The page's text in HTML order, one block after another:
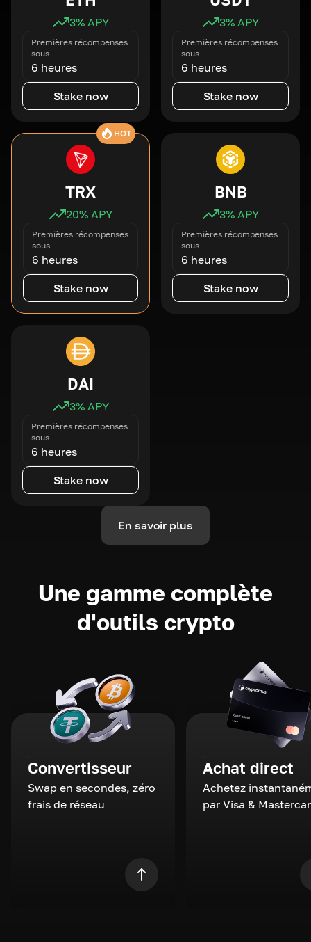
3% APY
Premières récompenses
sous
6 heures
Stake now
3% APY
Premières récompenses
sous
6 heures
Stake now
HOT
TRX
20% APY
Premières récompenses
sous
6 heures
Stake now
BNB
3% APY
Premières récompenses
sous
6 heures
Stake now
DAI
3% APY
Premières récompenses
sous
6 heures
Stake now
En savoir plus
Une gamme complète
d'outils crypto
Convertisseur
Swap en secondes, zéro
frais de réseau
Achat direct
Achetez
par Visa &